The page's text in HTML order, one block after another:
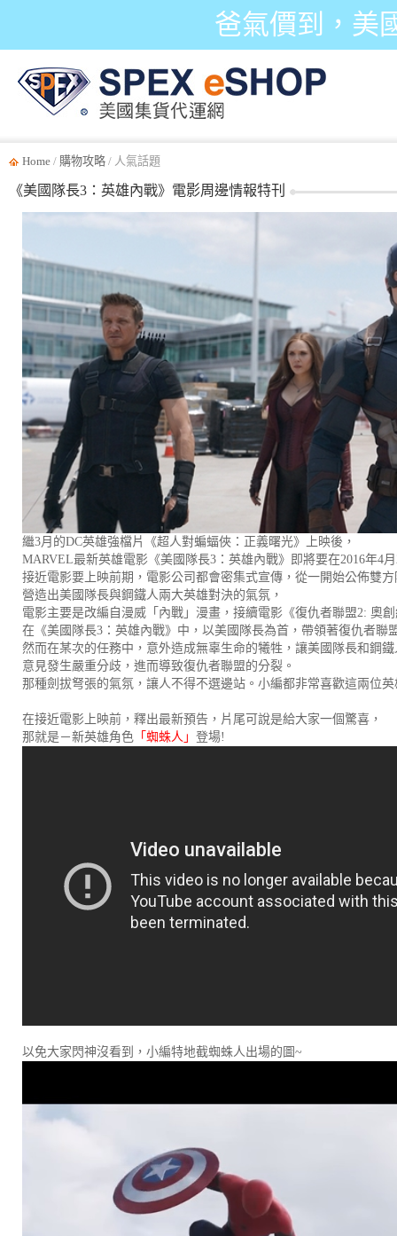
爸氣價到，美
Home / 購物攻略 / 人氣話題
《美國隊長3：英雄內戰》電影周邊情報特刊
繼3月的DC英雄強檔片《超人對蝙蝠俠：正義曙光》上映後，
MARVEL最新英雄電影《美國隊長3：英雄內戰》即將要在2016年4
接近電影要上映前期，電影公司都會密集式宣傳，從一開始公佈雙
營造出美國隊長與鋼鐵人兩大英雄對決的氣氛，
電影主要是改編自漫威「內戰」漫畫，接續電影《復仇者聯盟2: 奧
在《美國隊長3：英雄內戰》中，以美國隊長為首，帶領著復仇者聯
然而在某次的任務中，意外造成無辜生命的犧牲，讓美國隊長和鋼
意見發生嚴重分歧，進而導致復仇者聯盟的分裂。
那種劍拔弩張的氣氛，讓人不得不選邊站。小編都非常喜歡這兩位
在接近電影上映前，釋出最新預告，片尾可說是給大家一個驚喜，
那就是－新英雄角色 「蜘蛛人」 登場!
以免大家閃神沒看到，小編特地截蜘蛛人出場的圖~